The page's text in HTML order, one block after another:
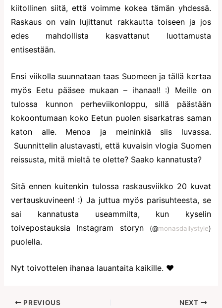
kiitollinen siitä, että voimme kokea tämän yhdessä.
Raskaus on vain lujittanut rakkautta toiseen ja jos
edes mahdollista kasvattanut luottamusta
entisestään.
Ensi viikolla suunnataan taas Suomeen ja tällä kertaa
myös Eetu pääsee mukaan – ihanaa!! :) Meille on
tulossa kunnon perheviikonloppu, sillä päästään
kokoontumaan koko Eetun puolen sisarkatras saman
katon alle. Menoa ja meininkiä siis luvassa.
Suunnittelin alustavasti, että kuvaisin vlogia Suomen
reissusta, mitä mieltä te olette? Saako kannatusta?
Sitä ennen kuitenkin tulossa raskausviikko 20 kuvat
vertauskuvineen! :) Ja juttua myös parisuhteesta, se
sai kannatusta useammilta, kun kyselin
toivepostauksia Instagram storyn
(@monasdailystyle)
puolella.
Nyt toivottelen ihanaa lauantaita kaikille. ♥
PREVIOUS NEXT